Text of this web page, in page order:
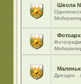
Школа
Дрезден ,